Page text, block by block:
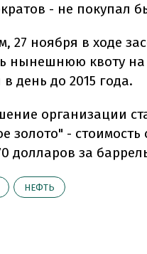
- не покупал
27 ноября в ходе
нынешнюю квоту
день до 2015 года.
организации
золото" -
долларов за
НЕФТЬ